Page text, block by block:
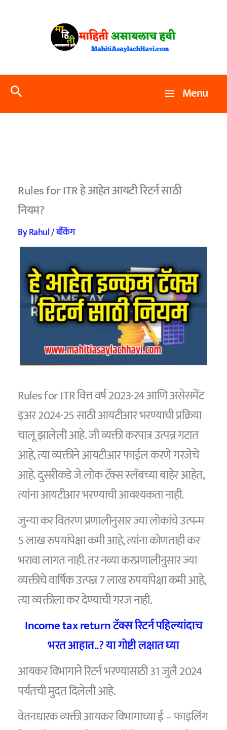
Search Menu
Rules for ITR हे आहेत आयटी रिटर्न साठी
नियम?
ByRahul/बँकिंग
Rules for ITR वित्त वर्ष 2023-24 आणि असेसमेंट
इअर 2024-25 साठी आयटीआर भरण्याची प्रक्रिया
चालू झालेली आहे. जी व्यक्ती करपात्र उत्पन्न गटात
आहे, त्या व्यक्तीने आयटीआर फाईल करणे गरजेचे
आहे. दुसरीकडे जे लोक टॅक्स स्लॅबच्या बाहेर आहेत,
त्यांना आयटीआर भरण्याची आवश्यकता नाही.
जुन्या कर वितरण प्रणालीनुसार ज्या लोकांचे उत्पन्म
5 लाख रुपयांपेक्षा कमी आहे, त्यांना कोणताही कर
भरावा लागत नाही. तर नव्या करप्रणालीनुसार ज्या
व्यक्तीचे वार्षिक उत्पन्न 7 लाख रुपयांपेक्षा कमी आहे,
त्या व्यक्तीला कर देण्याची गरज नाही.
Income tax return टॅक्स रिटर्न पहिल्यांदाच
भरत आहात..? या गोष्टी लक्षात घ्या
आयकर विभागाने रिटर्न भरण्यासाठी 31 जुलै 2024
पर्यंतची मुदत दिलेली आहे.
वेतनधारक व्यक्ती आयकर विभागाच्या ई – फाइलिंग